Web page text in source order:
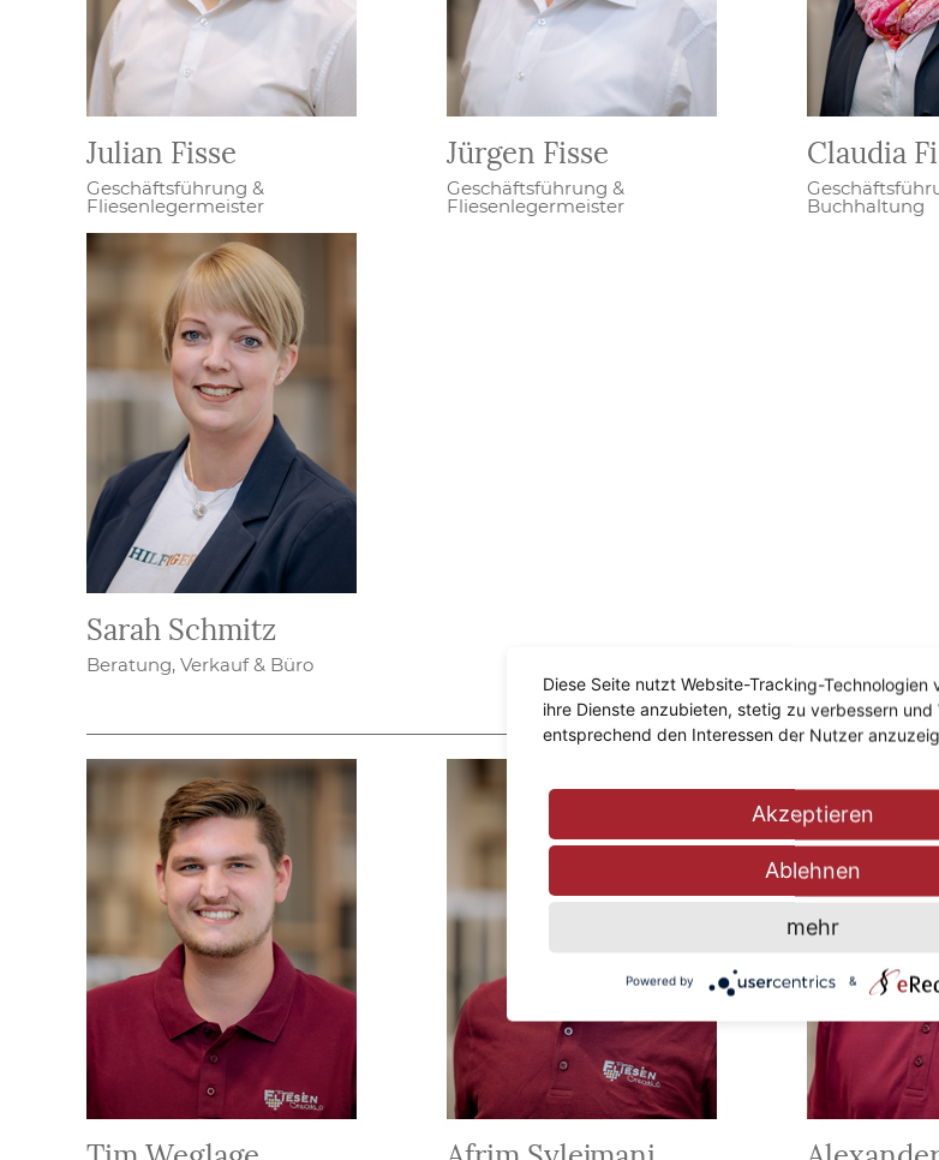
Julian Fisse
Geschäftsführung &
Fliesenlegermeister
Jürgen Fisse
Geschäftsführung &
Fliesenlegermeister
Claudia
Buchhaltung
Sarah Schmitz
Beratung, Verkauf & Büro
Fliesenleger-Team
Diese Seite nutzt Website-Tracking-Technologien
ihre Dienste anzubieten, stetig zu verbessern und
entsprechend den Interessen der Nutzer
Akzeptieren
Ablehnen
mehr
Powered by &